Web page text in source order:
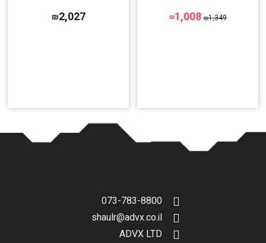
₪1,349
₪1,008
₪2,027
073-783-8800
shaulr@advx.co.il
ADVX LTD